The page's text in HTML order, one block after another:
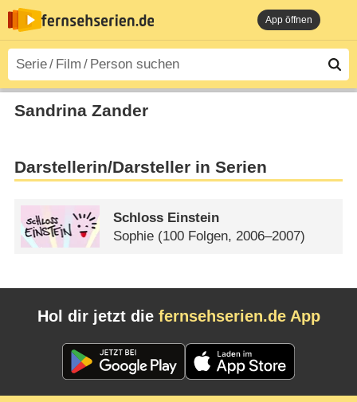
App öffnen
Sandrina Zander
Darstellerin/Darsteller in Serien
Schloss Einstein
Sophie (100 Folgen, 2006–2007)
Hol dir jetzt die fernsehserien.de App